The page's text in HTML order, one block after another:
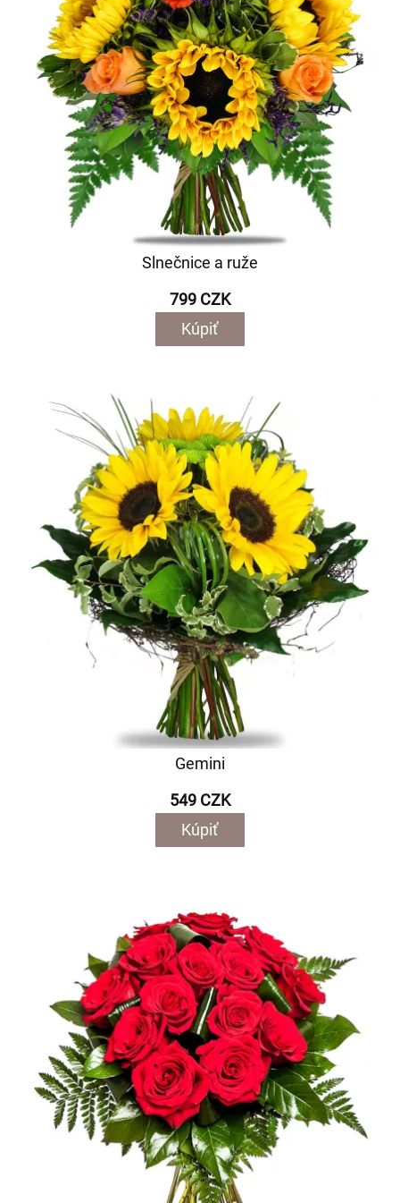
Slnečnice a ruže
799 CZK
Kúpiť
Gemini
549 CZK
Kúpiť